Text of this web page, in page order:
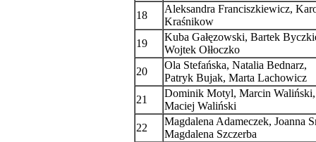
18
Aleksandra Franciszkiewicz,
Kraśnikow
19
Kuba Gałęzowski, Bartek
Wojtek Ołłoczko
20
Ola Stefańska, Natalia Bednarz,
Patryk Bujak, Marta Lachowicz
21
Dominik Motyl, Marcin Waliński,
Maciej Waliński
22
Magdalena Adameczek, Joanna
Magdalena Szczerba